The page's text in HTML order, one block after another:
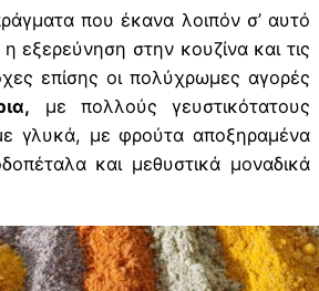
που έκανα λοιπόν σ’ αυτό
εξερεύνηση στην κουζίνα και τις
επίσης οι πολύχρωμες αγορές
με πολλούς γευστικότατους
γλυκά, με φρούτα αποξηραμένα
και μεθυστικά μοναδικά